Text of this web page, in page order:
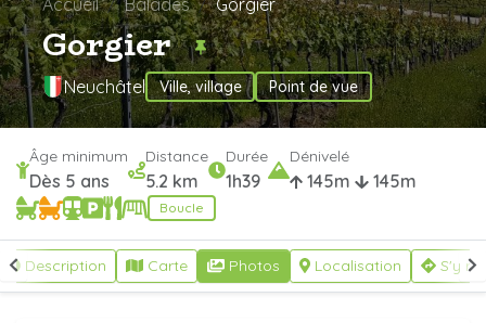
Gorgier
Neuchâtel Ville, village Point de vue
Âge minimum
Dès 5 ans
Distance
5.2 km
Durée
1h39
Dénivelé
145m 145m
Boucle
Description Carte Photos Localisation S'y